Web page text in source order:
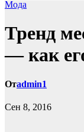
Мода
Тренд
— как
Отadmin1
Сен 8, 2016